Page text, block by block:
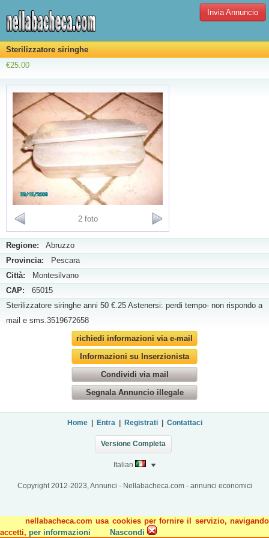
nellabacheca.com usa cookies per fornire il servizio, navigando
accetti, per informazioni Nascondi
Invia Annuncio
Sterilizzatore siringhe
€25.00
2 foto
Regione: Abruzzo
Provincia: Pescara
Città: Montesilvano
CAP: 65015
Sterilizzatore siringhe anni 50 €.25 Astenersi: perdi tempo- non rispondo a
mail e sms.3519672658
richiedi informazioni via e-mail
Informazioni su Inserzionista
Condividi via mail
Segnala Annuncio illegale
Home| Entra Registrati| Contattaci
Versione Completa
Italian
Copyright 2012-2023, Annunci - Nellabacheca.com - annunci economici